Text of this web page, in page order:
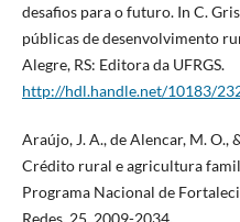
desafios para o futuro. In C.
públicas de desenvolvimento
Alegre, RS: Editora da UFRGS.
http://hdl.handle.net/10183/
Araújo, J. A., de Alencar, M. O.,
Crédito rural e agricultura
Programa Nacional de
Redes, 25, 2009-2034.